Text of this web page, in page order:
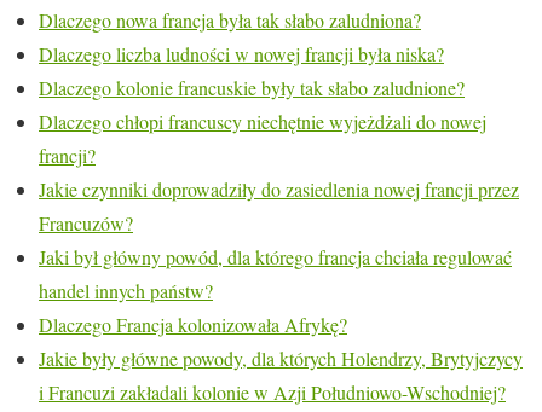
Dlaczego nowa francja była tak słabo zaludniona?
Dlaczego liczba ludności w nowej francji była niska?
Dlaczego kolonie francuskie były tak słabo zaludnione?
Dlaczego chłopi francuscy niechętnie wyjeżdżali do nowej
francji?
Jakie czynniki doprowadziły do zasiedlenia nowej francji przez
Francuzów?
Jaki był główny powód, dla którego francja chciała regulować
handel innych państw?
Dlaczego Francja kolonizowała Afrykę?
Jakie były główne powody, dla których Holendrzy, Brytyjczycy
i Francuzi zakładali kolonie w Azji Południowo-Wschodniej?